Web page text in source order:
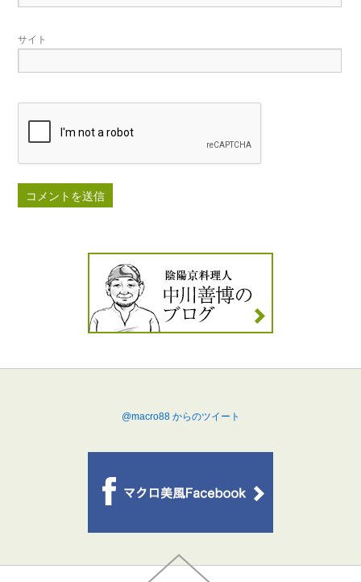
サイト
@macro88 からのツイート